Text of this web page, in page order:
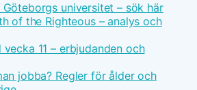
universitet – sök här
of the Righteous – analys och
11 – erbjudanden och
jobba? Regler för ålder och